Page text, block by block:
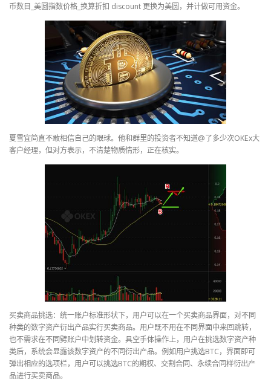
币数目_美圆指数价格_换算折扣 discount 更换为美圆，并计做可用资金。
夏雪宜简直不敢相信自己的眼球。他和群里的投资者不知道@了多少次OKEx大
客户经理，但对方表示，不清楚物质情形，正在核实。
买卖商品挑选：统一账户标准形状下，用户可以在一个买卖商品界面，对不同
种类的数字资产衍出产品实行买卖商品。用户既不用在不同界面中来回跳转，
也不需求在不同劈账户中划转资金。具空手体操作上，用户在挑选数字资产种
类后，系统会显露该数字资产的不同衍出产品。例如用户挑选BTC，界面即可
弹出相应的选项栏，用户可以挑选BTC的期权、交割合同、永续合同样衍出产
品进行买卖商品。